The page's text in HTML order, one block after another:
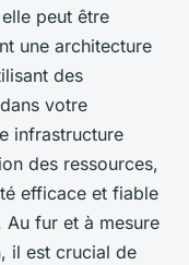
peut être
une architecture
des
votre
infrastructure
des ressources,
efficace et fiable
fur et à mesure
il est crucial de